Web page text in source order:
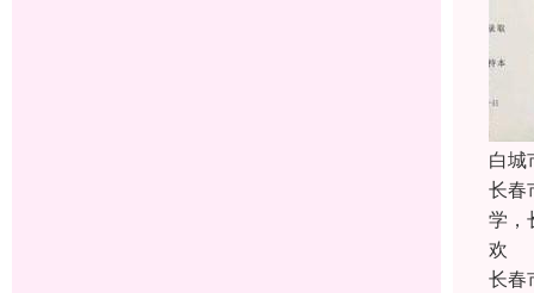
白城
长春
学，
欢
长春